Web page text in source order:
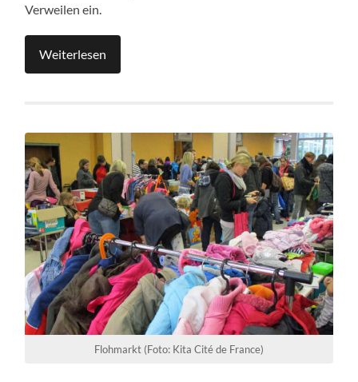
Verweilen ein.
Weiterlesen
Flohmarkt (Foto: Kita Cité de France)